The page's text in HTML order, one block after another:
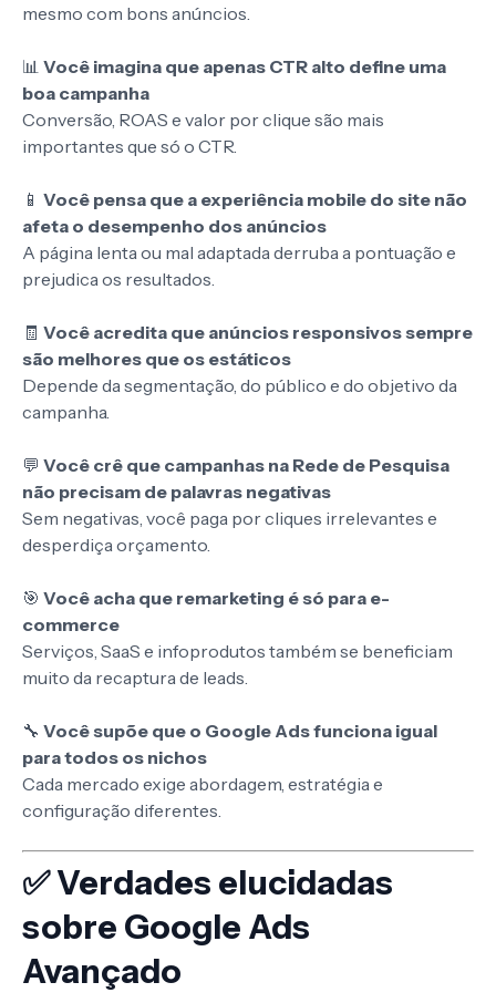
mesmo com bons anúncios.
📊 Você imagina que apenas CTR alto define uma
boa campanha
Conversão, ROAS e valor por clique são mais
importantes que só o CTR.
📱 Você pensa que a experiência mobile do site não
afeta o desempenho dos anúncios
A página lenta ou mal adaptada derruba a pontuação e
prejudica os resultados.
🧾 Você acredita que anúncios responsivos sempre
são melhores que os estáticos
Depende da segmentação, do público e do objetivo da
campanha.
💬 Você crê que campanhas na Rede de Pesquisa
não precisam de palavras negativas
Sem negativas, você paga por cliques irrelevantes e
desperdiça orçamento.
🎯 Você acha que remarketing é só para e-
commerce
Serviços, SaaS e infoprodutos também se beneficiam
muito da recaptura de leads.
🔧 Você supõe que o Google Ads funciona igual
para todos os nichos
Cada mercado exige abordagem, estratégia e
configuração diferentes.
✅ Verdades elucidadas
sobre Google Ads
Avançado